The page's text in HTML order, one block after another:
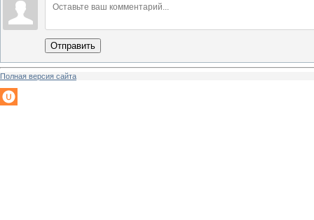
Отправить
Полная версия сайта